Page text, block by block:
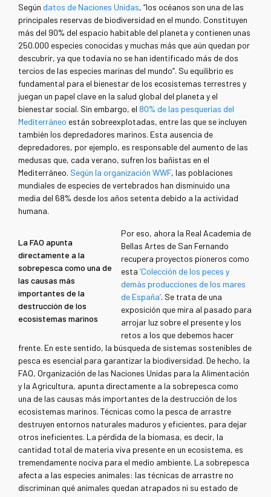
Según datos de Naciones Unidas, “los océanos son una de las
principales reservas de biodiversidad en el mundo. Constituyen
más del 90% del espacio habitable del planeta y contienen unas
250.000 especies conocidas y muchas más que aún quedan por
descubrir, ya que todavía no se han identificado más de dos
tercios de las especies marinas del mundo”. Su equilibrio es
fundamental para el bienestar de los ecosistemas terrestres y
juegan un papel clave en la salud global del planeta y el
bienestar social. Sin embargo, el 80% de las pesquerías del
Mediterráneo están sobreexplotadas, entre las que se incluyen
también los depredadores marinos. Esta ausencia de
depredadores, por ejemplo, es responsable del aumento de las
medusas que, cada verano, sufren los bañistas en el
Mediterráneo. Según la organización WWF, las poblaciones
mundiales de especies de vertebrados han disminuido una
media del 68% desde los años setenta debido a la actividad
humana.
La FAO apunta
directamente a la
sobrepesca como una de
las causas más
importantes de la
destrucción de los
ecosistemas marinos
Por eso, ahora la Real Academia de
Bellas Artes de San Fernando
recupera proyectos pioneros como
esta ‘Colección de los peces y
demás producciones de los mares
de España’. Se trata de una
exposición que mira al pasado para
arrojar luz sobre el presente y los
retos a los que debemos hacer
frente. En este sentido, la búsqueda de sistemas sostenibles de
pesca es esencial para garantizar la biodiversidad. De hecho, la
FAO, Organización de las Naciones Unidas para la Alimentación
y la Agricultura, apunta directamente a la sobrepesca como
una de las causas más importantes de la destrucción de los
ecosistemas marinos. Técnicas como la pesca de arrastre
destruyen entornos naturales maduros y eficientes, para dejar
otros ineficientes. La pérdida de la biomasa, es decir, la
cantidad total de materia viva presente en un ecosistema, es
tremendamente nociva para el medio ambiente. La sobrepesca
afecta a las especies animales: las técnicas de arrastre no
discriminan qué animales quedan atrapados ni su estado de